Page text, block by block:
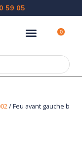
59 05
0
/ Feu avant gauche b